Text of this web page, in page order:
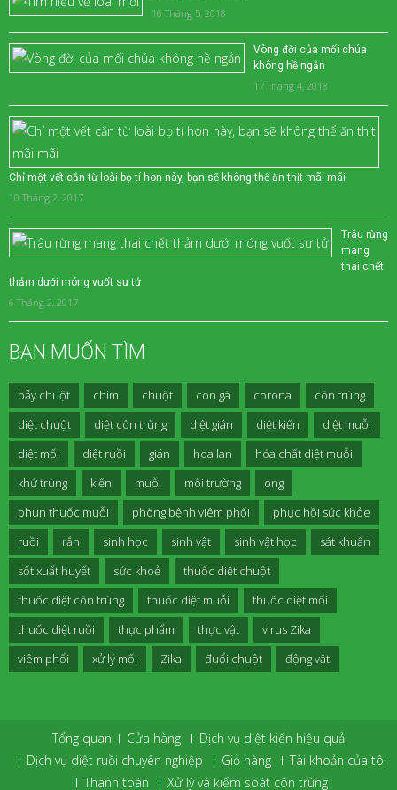
16 Tháng 5, 2018
Vòng đời của mối chúa
không hề ngắn
17 Tháng 4, 2018
Chỉ một vết cắn từ loài bọ tí hon này, bạn sẽ không thể ăn thịt mãi mãi
10 Tháng 2, 2017
Trâu rừng
mang
thai chết
thảm dưới móng vuốt sư tử
6 Tháng 2, 2017
BẠN MUỐN TÌM
bẫy chuột chim chuột con gà corona
côn trùng
diệt chuột
diệt côn trùng diệt gián diệt kiến
diệt muỗi
diệt mối
diệt ruồi gián hoa lan
hóa chất diệt muỗi
khử trùng
kiến muỗi môi trường
ong
phun thuốc muỗi
phòng bệnh viêm phổi
phục hồi sức khỏe
ruồi
rắn sinh học sinh vật sinh vật học
sát khuẩn
sốt xuất huyết
sức khoẻ
thuốc diệt chuột
thuốc diệt côn trùng
thuốc diệt muỗi
thuốc diệt mối
thuốc diệt ruồi
thực phẩm thực vật
virus Zika
viêm phổi
xử lý mối Zika đuổi chuột động vật
Tổng quan Cửa hàng
Dịch vụ diệt kiến hiệu quả
Dịch vụ diệt ruồi chuyên nghiệp
Giỏ hàng
Tài khoản của tôi
Thanh toán
Xử lý và kiểm soát côn trùng